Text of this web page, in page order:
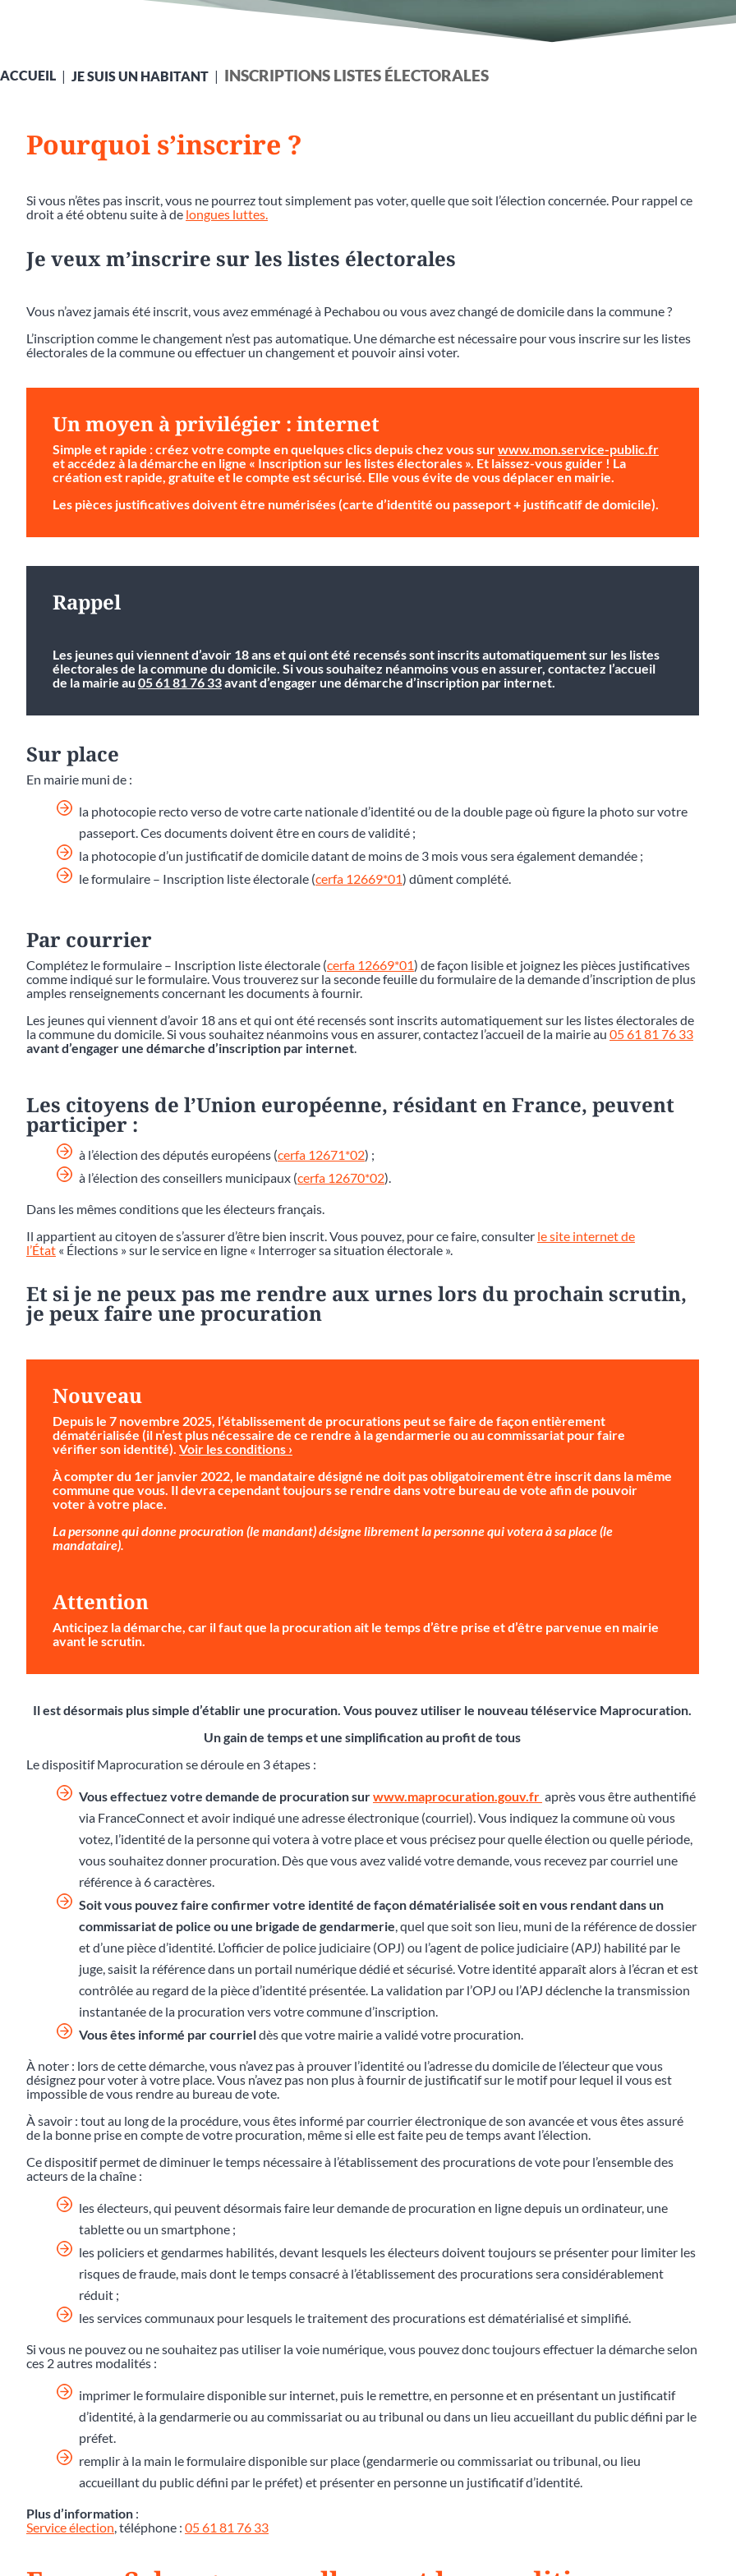
ACCUEIL JE SUIS UN HABITANT INSCRIPTIONS LISTES ÉLECTORALES
Pourquoi s’inscrire ?
Si vous n’êtes pas inscrit, vous ne pourrez tout simplement pas voter, quelle que soit l’élection concernée. Pour rappel ce
droit a été obtenu suite à de longues luttes.
Je veux m’inscrire sur les listes électorales
Vous n’avez jamais été inscrit, vous avez emménagé à Pechabou ou vous avez changé de domicile dans la commune ?
L’inscription comme le changement n’est pas automatique. Une démarche est nécessaire pour vous inscrire sur les listes
électorales de la commune ou effectuer un changement et pouvoir ainsi voter.
Un moyen à privilégier : internet
Simple et rapide : créez votre compte en quelques clics depuis chez vous surwww.mon.service-public.fr
et accédez à la démarche en ligne « Inscription sur les listes électorales ». Et laissez-vous guider ! La
création est rapide, gratuite et le compte est sécurisé. Elle vous évite de vous déplacer en mairie.
Les pièces justificatives doivent être numérisées (carte d’identité ou passeport + justificatif de domicile).
Rappel
Les jeunes qui viennent d’avoir 18 ans et qui ont été recensés sont inscrits automatiquement sur les listes
électorales de la commune du domicile. Si vous souhaitez néanmoins vous en assurer, contactez l’accueil
de la mairie au 05 61 81 76 33avant d’engager une démarche d’inscription par internet.
Sur place
En mairie muni de :
la photocopie recto verso de votre carte nationale d’identité ou de la double page où figure la photo sur votre
passeport. Ces documents doivent être en cours de validité ;
la photocopie d’un justificatif de domicile datant de moins de 3 mois vous sera également demandée ;
le formulaire – Inscription liste électorale (cerfa 12669*01) dûment complété.
Par courrier
Complétez le formulaire – Inscription liste électorale (cerfa 12669*01) de façon lisible et joignez les pièces justificatives
comme indiqué sur le formulaire. Vous trouverez sur la seconde feuille du formulaire de la demande d’inscription de plus
amples renseignements concernant les documents à fournir.
Les jeunes qui viennent d’avoir 18 ans et qui ont été recensés sont inscrits automatiquement sur les listes électorales de
la commune du domicile. Si vous souhaitez néanmoins vous en assurer, contactez l’accueil de la mairie au 05 61 81 76 33
avant d’engager une démarche d’inscription par internet
Les citoyens de l’Union européenne, résidant en France, peuvent
participer :
à l’élection des députés européens (cerfa 12671*02) ;
à l’élection des conseillers municipaux (cerfa 12670*02).
Dans les mêmes conditions que les électeurs français.
Il appartient au citoyen de s’assurer d’être bien inscrit. Vous pouvez, pour ce faire, consulter le site internet de
l’État « Élections » sur le service en ligne « Interroger sa situation électorale ».
Et si je ne peux pas me rendre aux urnes lors du prochain scrutin,
je peux faire une procuration
Nouveau
Depuis le 7 novembre 2025, l’établissement de procurations peut se faire de façon entièrement
dématérialisée (il n’est plus nécessaire de ce rendre à la gendarmerie ou au commissariat pour faire
vérifier son identité). Voir les conditions ›
À compter du 1er janvier 2022, le mandataire désigné ne doit pas obligatoirement être inscrit dans la même
commune que vous. Il devra cependant toujours se rendre dans votre bureau de vote afin de pouvoir
voter à votre place.
La personne qui donne procuration (le mandant) désigne librement la personne qui votera à sa place (le
mandataire).
Attention
Anticipez la démarche, car il faut que la procuration ait le temps d’être prise et d’être parvenue en mairie
avant le scrutin.
Il est désormais plus simple d’établir une procuration. Vous pouvez utiliser le nouveau téléservice Maprocuration.
Un gain de temps et une simplification au profit de tous
Le dispositif Maprocuration se déroule en 3 étapes :
Vous effectuez votre demande de procuration surwww.maprocuration.gouv.fr après vous être authentifié
via FranceConnect et avoir indiqué une adresse électronique (courriel). Vous indiquez la commune où vous
votez, l’identité de la personne qui votera à votre place et vous précisez pour quelle élection ou quelle période,
vous souhaitez donner procuration. Dès que vous avez validé votre demande, vous recevez par courriel une
référence à 6 caractères.
Soit vous pouvez faire confirmer votre identité de façon dématérialisée soit en vous rendantdans un
commissariat de police ou une brigade de gendarmerie, quel que soit son lieu, muni de la référence de dossier
et d’une pièce d’identité. L’officier de police judiciaire (OPJ) ou l’agent de police judiciaire (APJ) habilité par le
juge, saisit la référence dans un portail numérique dédié et sécurisé. Votre identité apparaît alors à l’écran et est
contrôlée au regard de la pièce d’identité présentée. La validation par l’OPJ ou l’APJ déclenche la transmission
instantanée de la procuration vers votre commune d’inscription.
Vous êtes informé par courrieldès que votre mairie a validé votre procuration.
À noter : lors de cette démarche, vous n’avez pas à prouver l’identité ou l’adresse du domicile de l’électeur que vous
désignez pour voter à votre place. Vous n’avez pas non plus à fournir de justificatif sur le motif pour lequel il vous est
impossible de vous rendre au bureau de vote.
À savoir : tout au long de la procédure, vous êtes informé par courrier électronique de son avancée et vous êtes assuré
de la bonne prise en compte de votre procuration, même si elle est faite peu de temps avant l’élection.
Ce dispositif permet de diminuer le temps nécessaire à l’établissement des procurations de vote pour l’ensemble des
acteurs de la chaîne :
les électeurs, qui peuvent désormais faire leur demande de procuration en ligne depuis un ordinateur, une
tablette ou un smartphone ;
les policiers et gendarmes habilités, devant lesquels les électeurs doivent toujours se présenter pour limiter les
risques de fraude, mais dont le temps consacré à l’établissement des procurations sera considérablement
réduit ;
les services communaux pour lesquels le traitement des procurations est dématérialisé et simplifié.
Si vous ne pouvez ou ne souhaitez pas utiliser la voie numérique, vous pouvez donc toujours effectuer la démarche selon
ces 2 autres modalités :
imprimer le formulaire disponible sur internet, puis le remettre, en personne et en présentant un justificatif
d’identité, à la gendarmerie ou au commissariat ou au tribunal ou dans un lieu accueillant du public défini par le
préfet.
remplir à la main le formulaire disponible sur place (gendarmerie ou commissariat ou tribunal, ou lieu
accueillant du public défini par le préfet) et présenter en personne un justificatif d’identité.
Plus d’information :
Service élection, téléphone : 05 61 81 76 33